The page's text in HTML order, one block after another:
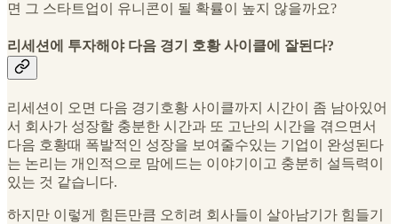
면 그 스타트업이 유니콘이 될 확률이 높지 않을까요?
리세션에 투자해야 다음 경기 호황 사이클에 잘된다?
리세션이 오면 다음 경기호황 사이클까지 시간이 좀 남아있어
서 회사가 성장할 충분한 시간과 또 고난의 시간을 겪으면서
다음 호황때 폭발적인 성장을 보여줄수있는 기업이 완성된다
는 논리는 개인적으로 맘에드는 이야기이고 충분히 설득력이
있는 것 같습니다.
하지만 이렇게 힘든만큼 오히려 회사들이 살아남기가 힘들기